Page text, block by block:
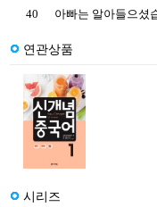
40 아빠는 알아들으셨
연관상품
시리즈